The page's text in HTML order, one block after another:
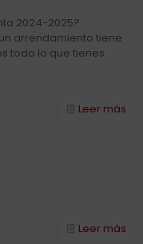
2024-2025?
arrendamiento tiene
todo lo que tienes
Leer más
Leer más